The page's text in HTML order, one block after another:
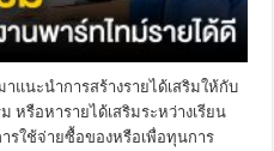
แนะนำการสร้างรายได้เสริมให้กับ
หรือหารายได้เสริมระหว่างเรียน
รใช้จ่ายซื้อของหรือเพื่อทุนการ